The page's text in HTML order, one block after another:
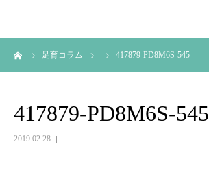
足育コラム 417879-PD8M6S-545
417879-PD8M6S-545
2019.02.28